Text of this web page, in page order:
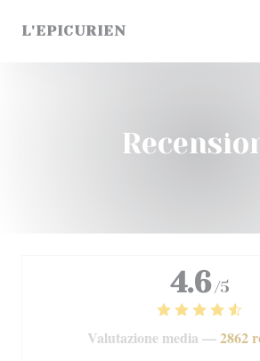
L'EPICURIEN
4.6 /5
Valutazione media —2862